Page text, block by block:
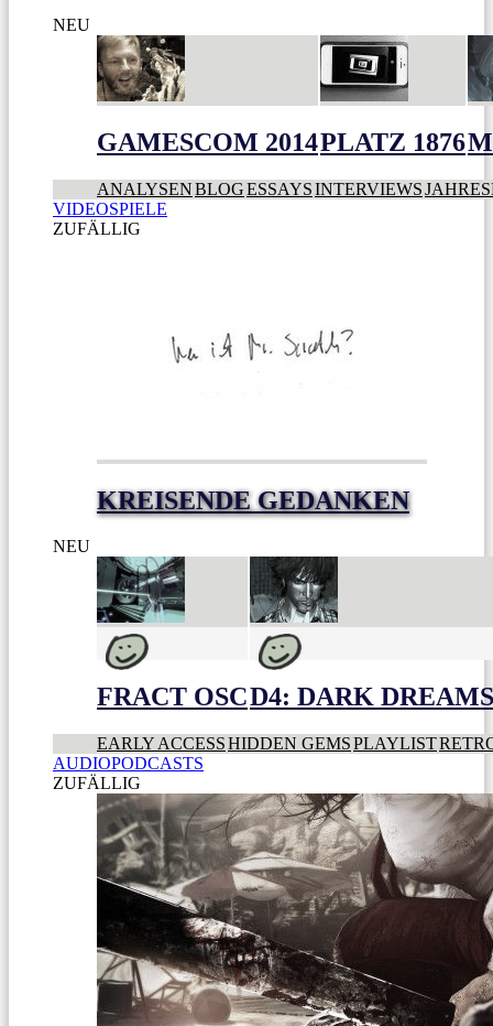
NEU
GAMESCOM 2014PLATZ 1876
ANALYSENBLOGESSAYSINTERVIEWS
VIDEOSPIELE
ZUFÄLLIG
KREISENDE GEDANKEN
NEU
FRACT OSCD4: DARK
EARLY ACCESSHIDDEN GEMSPLAYLIST
AUDIOPODCASTS
ZUFÄLLIG